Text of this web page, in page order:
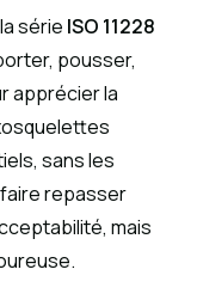
série ISO 11228
pousser,
apprécier la
sans les
repasser
mais